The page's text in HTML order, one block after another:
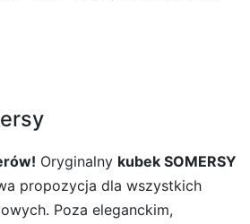
Oryginalny kubek SOMERSY
propozycja dla wszystkich
Poza eleganckim,